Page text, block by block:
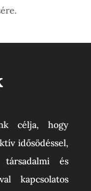
célja, hogy
idősödéssel,
és
kapcsolatos